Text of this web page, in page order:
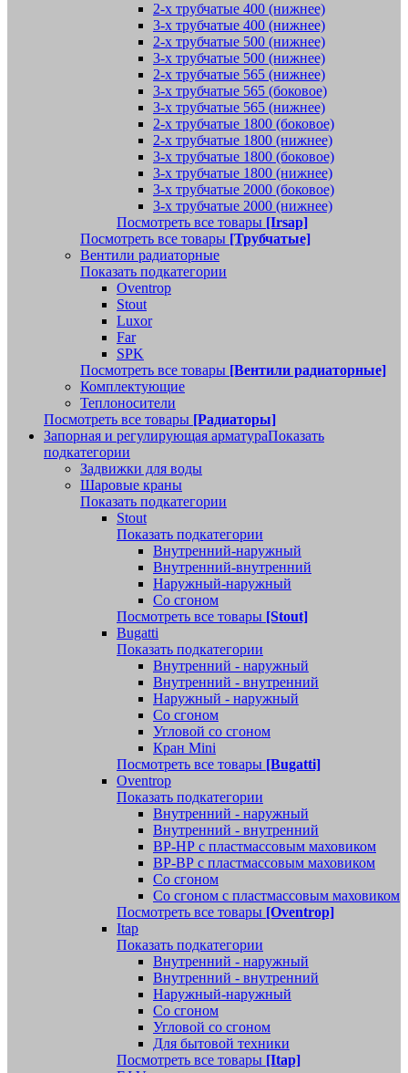
2-х трубчатые 400 (нижнее)
3-х трубчатые 400 (нижнее)
2-х трубчатые 500 (нижнее)
3-х трубчатые 500 (нижнее)
2-х трубчатые 565 (нижнее)
3-х трубчатые 565 (боковое)
3-х трубчатые 565 (нижнее)
2-х трубчатые 1800 (боковое)
2-х трубчатые 1800 (нижнее)
3-х трубчатые 1800 (боковое)
3-х трубчатые 1800 (нижнее)
3-х трубчатые 2000 (боковое)
3-х трубчатые 2000 (нижнее)
Посмотреть все товары [Irsap]
Посмотреть все товары [Трубчатые]
Вентили радиаторные
Показать подкатегории
Oventrop
Stout
Luxor
Far
SPK
Посмотреть все товары [Вентили радиаторные]
Комплектующие
Теплоносители
Посмотреть все товары [Радиаторы]
Запорная и регулирующая арматураПоказать
подкатегории
Задвижки для воды
Шаровые краны
Показать подкатегории
Stout
Показать подкатегории
Внутренний-наружный
Внутренний-внутренний
Наружный-наружный
Со сгоном
Посмотреть все товары [Stout]
Bugatti
Показать подкатегории
Внутренний - наружный
Внутренний - внутренний
Наружный - наружный
Со сгоном
Угловой со сгоном
Кран Mini
Посмотреть все товары [Bugatti]
Oventrop
Показать подкатегории
Внутренний - наружный
Внутренний - внутренний
ВР-НР с пластмассовым маховиком
ВР-ВР с пластмассовым маховиком
Со сгоном
Со сгоном с пластмассовым маховиком
Посмотреть все товары [Oventrop]
Itap
Показать подкатегории
Внутренний - наружный
Внутренний - внутренний
Наружный-наружный
Со сгоном
Угловой со сгоном
Для бытовой техники
Посмотреть все товары [Itap]